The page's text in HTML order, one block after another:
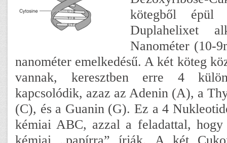
kötegből
Duplahelixet
Nanométer (10-
nanométer emelkedésű. A két köteg
vannak, keresztben erre 4
kapcsolódik, azaz az Adenin (A), a
(C), és a Guanin (G). Ez a 4
kémiai ABC, azzal a feladattal, hogy
kémiai „papírra” írják. A két